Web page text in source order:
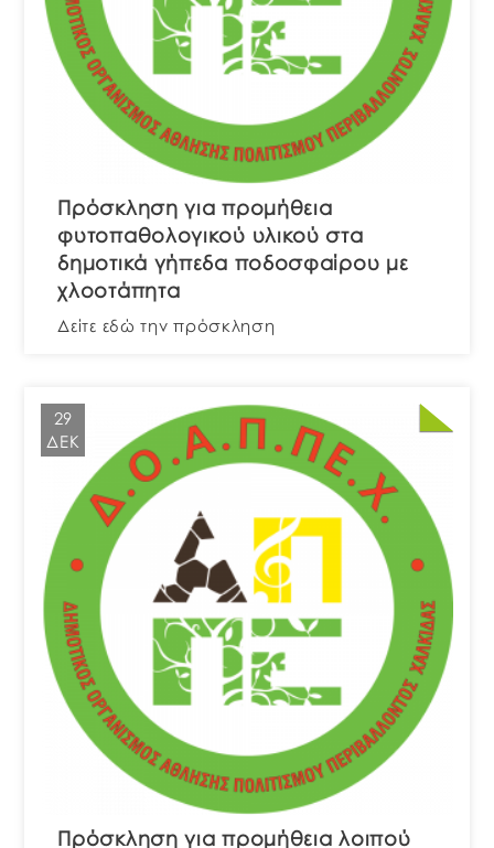
Πρόσκληση για προμήθεια
φυτοπαθολογικού υλικού στα
δημοτικά γήπεδα ποδοσφαίρου με
χλοοτάπητα
Δείτε εδώ την πρόσκληση
29
ΔΕΚ
Πρόσκληση για προμήθεια λοιπού